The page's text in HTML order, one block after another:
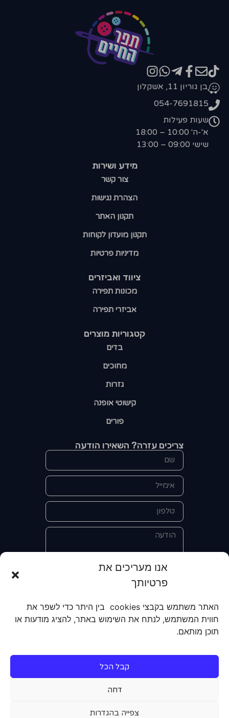
אנו מעריכים את
פרטיותך
האתר משתמש בקבצי cookies בין היתר כדי לשפר את
חווית המשתמש, לנתח את השימוש באתר, להציג מודעות או
תוכן מותאם.
קבל הכל
דחה
צפייה בהגדרות
קטגוריות מוצרים​
בדים
מחוכים
גזרות
קישוטי אופנה
פורים
ציווד ואביזרים
מכונות תפירה
אביזרי תפירה
מידע ושירות
צור קשר
הצהרת נגישות
תקנון האתר
תקנון מועדון לקוחות
מדיניות פרטיות
בן גוריון 11, אשקלון
054-7691815
שעות פעילות
א'-ה' 10:00 – 18:00
שישי 09:00 – 13:00
צריכים עזרה? השאירו הודעה
אני מאשר/ת את מסירת הפרטים
קבלת מידע על מוצרים, שירותים, מועדון
לקוחות. אני מודע/ת שאוכל לבטל את
הרישום שלי בכל עת ושעל מסירת הפרטים